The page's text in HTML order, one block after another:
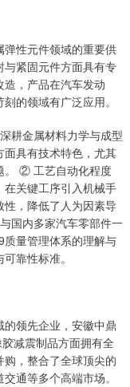
性元件领域的重要供
紧固元件方面具有专
，产品在汽车发动
的领域有广泛应用。
耕金属材料力学与成型
具有技术特色，尤其
。 ② 工艺自动化程度
关键工序引入机械手
，降低了人为因素导
国内多家汽车零部件一
量管理体系的理解与
靠性标准。
领先企业，安徽中鼎
减震制品方面拥有全
，整合了全球顶尖的
通等多个高端市场。